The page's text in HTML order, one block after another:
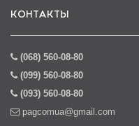
КОНТАКТЫ
(068) 560-08-80
(099) 560-08-80
(093) 560-08-80
pagcomua@gmail.com